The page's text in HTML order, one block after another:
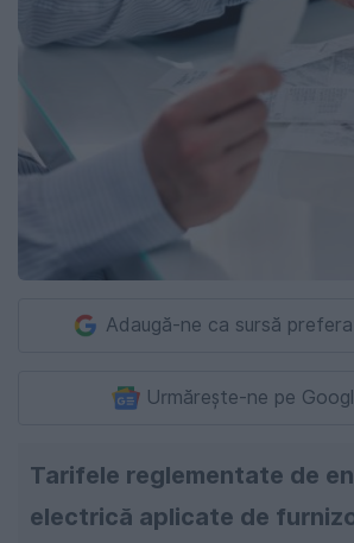
Adaugă-ne ca sursă
Urmărește-ne pe
Tarifele reglementate de
electrică aplicate de